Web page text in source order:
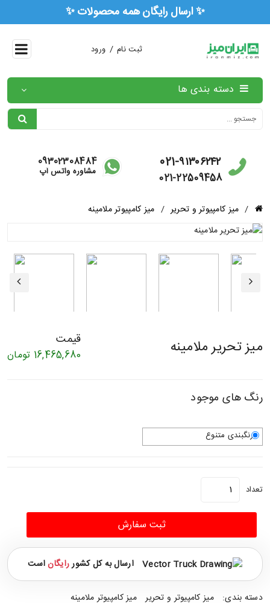
✨ ارسال رایگان همه محصولات ✨
ثبت نام / ورود
دسته بندی ها
021-۹۱۳۰۶۲۴۲
021-22509458
09302308484
مشاوره واتس آپ
/ میز کامپیوتر و تحریر / میز کامپیوتر ملامینه
میز تحریر ملامینه قیمت
16,465,680 تومان
رنگ های موجود
رنگبندی متنوع
تعداد
ثبت سفارش
ارسال به کل کشوررایگاناست
دسته بندی: میز کامپیوتر و تحریر میز کامپیوتر ملامینه